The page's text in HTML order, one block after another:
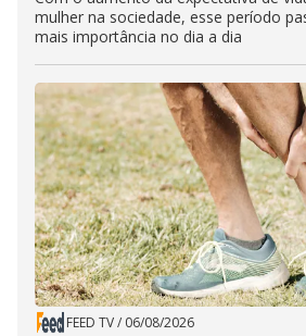
mulher na sociedade, esse período
mais importância no dia a dia
FEED TV/ 06/08/2026